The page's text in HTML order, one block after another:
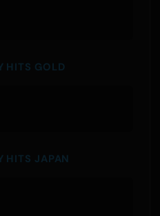
HITS GOLD
HITS JAPAN